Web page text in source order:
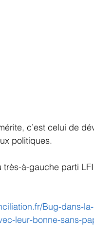
c’est celui de
politiques.
à-gauche parti
Bug-dans-
leur-bonne-sans-